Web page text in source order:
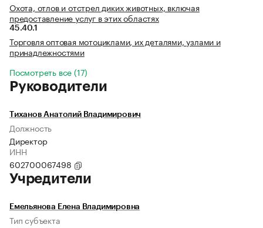
Охота, отлов и отстрел диких животных, включая
предоставление услуг в этих областях
45.40.1
Торговля оптовая мотоциклами, их деталями, узлами и
принадлежностями
Посмотреть все (17)
Руководители
Тиханов Анатолий Владимирович
Должность
Директор
ИНН
602700067498
Учредители
Емельянова Елена Владимировна
Тип субъекта